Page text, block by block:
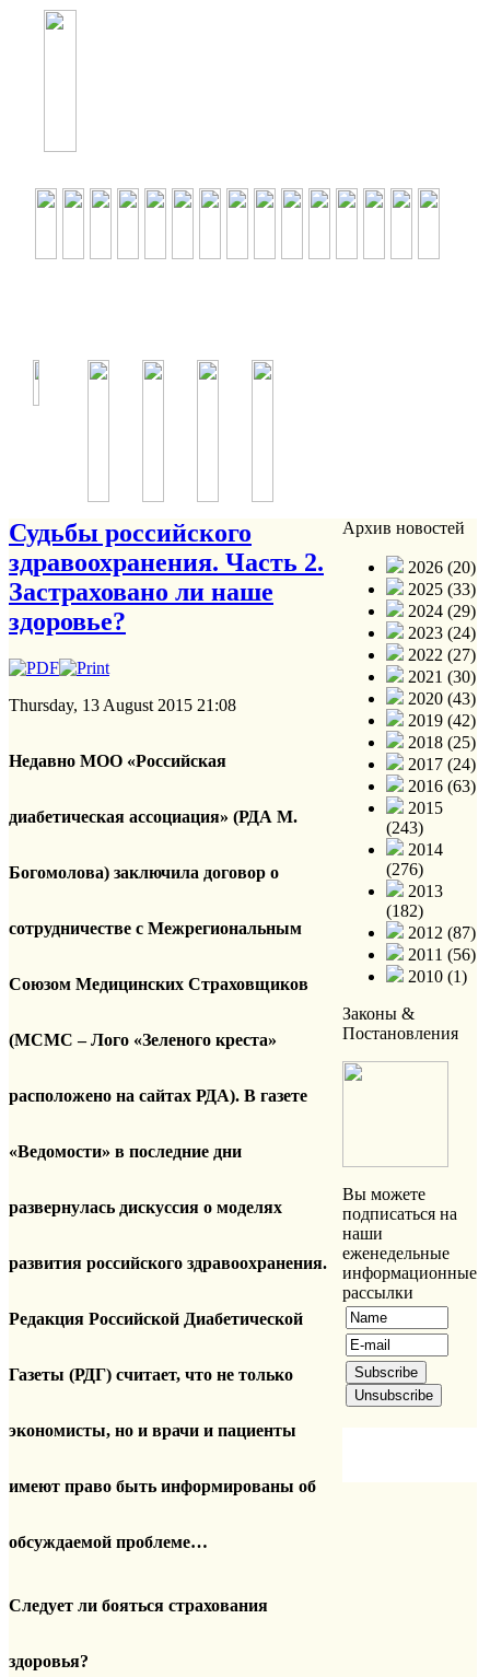
Судьбы российского
здравоохранения. Часть 2.
Застраховано ли наше
здоровье?
Thursday, 13 August 2015 21:08
Недавно МОО «Российская
диабетическая ассоциация» (РДА М.
Богомолова) заключила договор о
сотрудничестве с Межрегиональным
Союзом Медицинских Страховщиков
(МСМС – Лого «Зеленого креста»
расположено на сайтах РДА). В газете
«Ведомости» в последние дни
развернулась дискуссия о моделях
развития российского здравоохранения.
Редакция Российской Диабетической
Газеты (РДГ) считает, что не только
экономисты, но и врачи и пациенты
имеют право быть информированы об
обсуждаемой проблеме…
Следует ли бояться страхования
здоровья?
Архив новостей
2026 (20)
2025 (33)
2024 (29)
2023 (24)
2022 (27)
2021 (30)
2020 (43)
2019 (42)
2018 (25)
2017 (24)
2016 (63)
2015
(243)
2014
(276)
2013
(182)
2012 (87)
2011 (56)
2010 (1)
Законы &
Постановления
Вы можете
подписаться на
наши
еженедельные
информационные
рассылки